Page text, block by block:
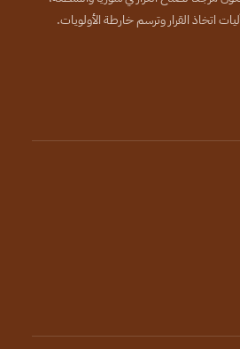
اتخاذ القرار وترسم خارطة الأولويات.